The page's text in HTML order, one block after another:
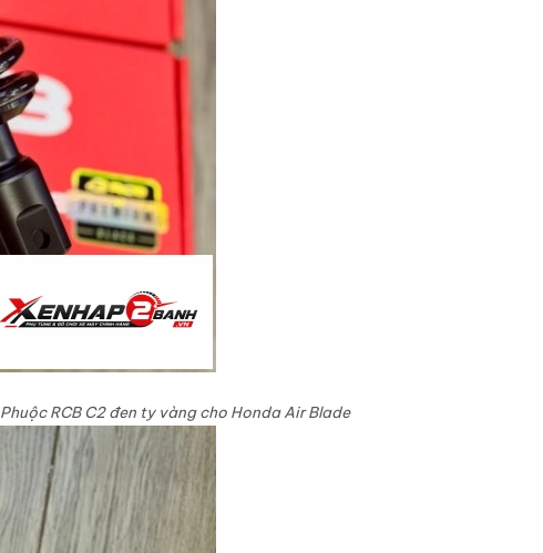
Phuộc RCB C2 đen ty vàng cho Honda Air Blade